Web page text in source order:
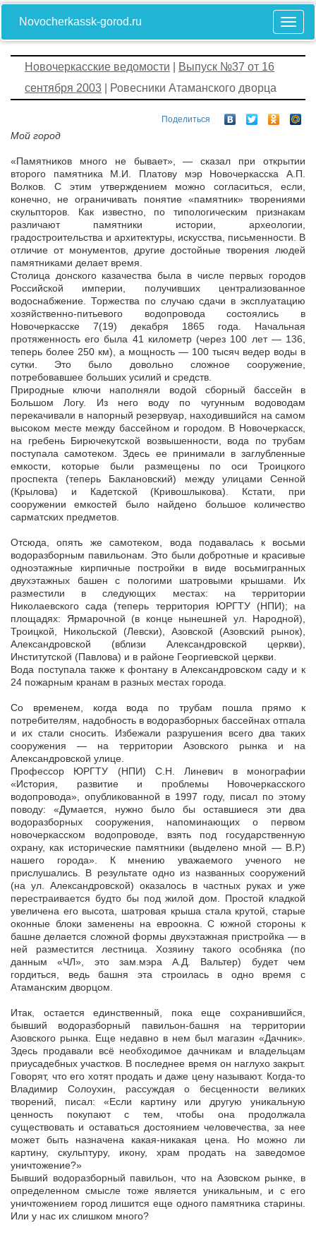
Novocherkassk-gorod.ru
Новочеркасские ведомости
Выпуск №37 от 16
сентября 2003 | Ровесники Атаманского дворца
Поделиться
Мой город
«Памятников много не бывает», — сказал при открытии
второго памятника М.И. Платову мэр Новочеркасска А.П.
Волков. С этим утверждением можно согласиться, если,
конечно, не ограничивать понятие «памятник» творениями
скульпторов. Как известно, по типологическим признакам
различают памятники истории, археологии,
градостроительства и архитектуры, искусства, письменности. В
отличие от монументов, другие достойные творения людей
памятниками делает время.
Столица донского казачества была в числе первых городов
Российской империи, получивших централизованное
водоснабжение. Торжества по случаю сдачи в эксплуатацию
хозяйственно-питьевого водопровода состоялись в
Новочеркасске 7(19) декабря 1865 года. Начальная
протяженность его была 41 километр (через 100 лет — 136,
теперь более 250 км), а мощность — 100 тысяч ведер воды в
сутки. Это было довольно сложное сооружение,
потребовавшее больших усилий и средств.
Природные ключи наполняли водой сборный бассейн в
Большом Логу. Из него воду по чугунным водоводам
перекачивали в напорный резервуар, находившийся на самом
высоком месте между бассейном и городом. В Новочеркасск,
на гребень Бирючекутской возвышенности, вода по трубам
поступала самотеком. Здесь ее принимали в заглубленные
емкости, которые были размещены по оси Троицкого
проспекта (теперь Баклановский) между улицами Сенной
(Крылова) и Кадетской (Кривошлыкова). Кстати, при
сооружении емкостей было найдено большое количество
сарматских предметов.
Отсюда, опять же самотеком, вода подавалась к восьми
водоразборным павильонам. Это были добротные и красивые
одноэтажные кирпичные постройки в виде восьмигранных
двухэтажных башен с пологими шатровыми крышами. Их
разместили в следующих местах: на территории
Николаевского сада (теперь территория ЮРГТУ (НПИ); на
площадях: Ярмарочной (в конце нынешней ул. Народной),
Троицкой, Никольской (Левски), Азовской (Азовский рынок),
Александровской (вблизи Александровской церкви),
Институтской (Павлова) и в районе Георгиевской церкви.
Вода поступала также к фонтану в Александровском саду и к
24 пожарным кранам в разных местах города.
Со временем, когда вода по трубам пошла прямо к
потребителям, надобность в водоразборных бассейнах отпала
и их стали сносить. Избежали разрушения всего два таких
сооружения — на территории Азовского рынка и на
Александровской улице.
Профессор ЮРГТУ (НПИ) С.Н. Линевич в монографии
«История, развитие и проблемы Новочеркасского
водопровода», опубликованной в 1997 году, писал по этому
поводу: «Думается, нужно было бы оставшиеся эти два
водоразборных сооружения, напоминающих о первом
новочеркасском водопроводе, взять под государственную
охрану, как исторические памятники (выделено мной — В.Р.)
нашего города». К мнению уважаемого ученого не
прислушались. В результате одно из названных сооружений
(на ул. Александровской) оказалось в частных руках и уже
перестраивается будто бы под жилой дом. Простой кладкой
увеличена его высота, шатровая крыша стала крутой, старые
оконные блоки заменены на евроокна. С южной стороны к
башне делается сложной формы двухэтажная пристройка — в
ней разместится лестница. Хозяину такого особняка (по
данным «ЧЛ», это зам.мэра А.Д. Вальтер) будет чем
гордиться, ведь башня эта строилась в одно время с
Атаманским дворцом.
Итак, остается единственный, пока еще сохранившийся,
бывший водоразборный павильон-башня на территории
Азовского рынка. Еще недавно в нем был магазин «Дачник».
Здесь продавали всё необходимое дачникам и владельцам
приусадебных участков. В последнее время он наглухо закрыт.
Говорят, что его хотят продать и даже цену называют. Когда-то
Владимир Солоухин, рассуждая о бесценности великих
творений, писал: «Если картину или другую уникальную
ценность покупают с тем, чтобы она продолжала
существовать и оставаться достоянием человечества, за нее
может быть назначена какая-никакая цена. Но можно ли
картину, скульптуру, икону, храм продать на заведомое
уничтожение?»
Бывший водоразборный павильон, что на Азовском рынке, в
определенном смысле тоже является уникальным, и с его
уничтожением город лишится еще одного памятника старины.
Или у нас их слишком много?